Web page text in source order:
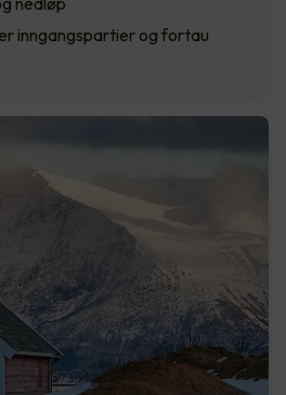
inngangspartier og fortau